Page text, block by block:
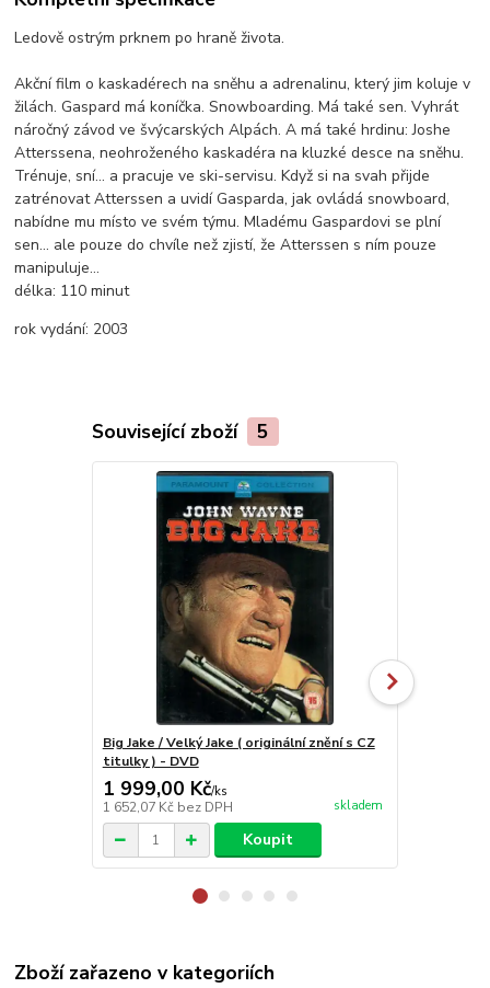
Ledově ostrým prknem po hraně života.
Akční film o kaskadérech na sněhu a adrenalinu, který jim koluje v
žilách. Gaspard má koníčka. Snowboarding. Má také sen. Vyhrát
náročný závod ve švýcarských Alpách. A má také hrdinu: Joshe
Atterssena, neohroženého kaskadéra na kluzké desce na sněhu.
Trénuje, sní… a pracuje ve ski-servisu. Když si na svah přijde
zatrénovat Atterssen a uvidí Gasparda, jak ovládá snowboard,
nabídne mu místo ve svém týmu. Mladému Gaspardovi se plní
sen… ale pouze do chvíle než zjistí, že Atterssen s ním pouze
manipuluje…
délka: 110 minut
rok vydání: 2003
Související zboží 5
Big Jake / Velký Jake ( originální znění s CZ
titulky ) - DVD
1 999,00 Kč/ks
1 652,07 Kč bez DPH skladem
Koupit
Zboží zařazeno v kategoriích